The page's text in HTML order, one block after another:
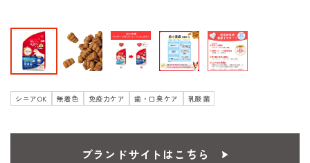
シニアOK 無着色 免疫力ケア 歯・口臭ケア 乳酸菌
ブランドサイトはこちら